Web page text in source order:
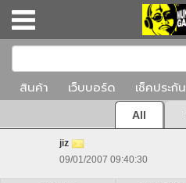
สินค้า เว็บบอร์ด เช็คประกัน
All
jiz
09/01/2007 09:40:30